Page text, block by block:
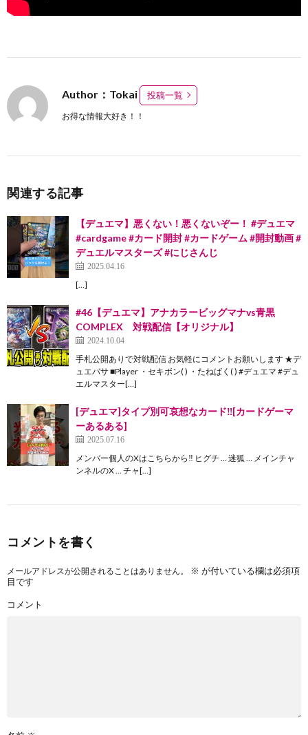
Author：Tokai 投稿一覧
お得な情報大好き！！
関連する記事
【デュエマ】悪くない！悪くないぞー！ #デュエマ
#cardgame #カード開封 #カードゲーム #開封動画 #
デュエルマスターズ #にじさんじ
2025.04.16
[…]
#46【デュエマ】アナカラービッグマナvs青黒
COMPLEX 対戦配信【オリジナル】
2024.10.04
手札公開ありで対戦配信 お気軽にコメントお願いします ★デ
ュエバサ ■Player ・セキボン( ) ・たねばく( ) #デュエマ #デュ
エルマスター[…]
[デュエマ]タイプ別可哀想なカード‼️[カードゲーマ
ーあるある]
2025.07.16
メンバー個人のXはこちらから‼️ ヒグチ … 迷狐 … メインチャ
ンネルのX … チャ[…]
コメントを書く
メールアドレスが公開されることはありません。 ※ が付いている欄は必須項
目です
コメント